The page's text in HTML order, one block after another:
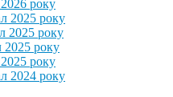
року
2025 року
2025 року
2025 року
року
2024 року